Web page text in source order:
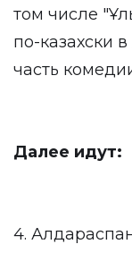
том числе
по-казахски
часть
Далее идут:
4.